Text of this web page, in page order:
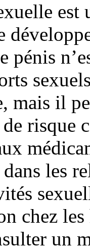
est
mais il
risque
les
chez
un